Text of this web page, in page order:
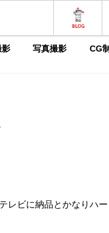
影 写真撮影 CG
レビに納品とかなりハ